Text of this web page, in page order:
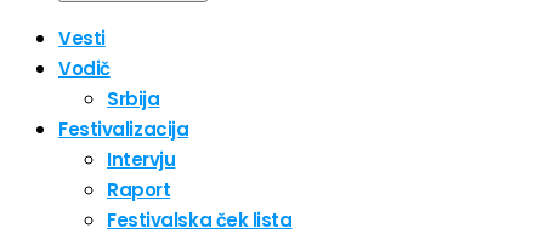
Vesti
Vodič
Srbija
Festivalizacija
Intervju
Raport
Festivalska ček lista